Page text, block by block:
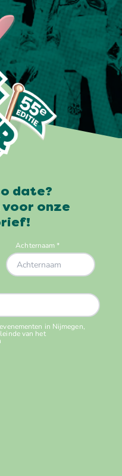
date?
voor onze